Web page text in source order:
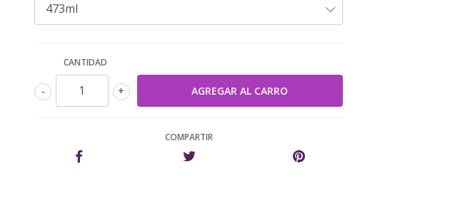
CANTIDAD
+
-
COMPARTIR